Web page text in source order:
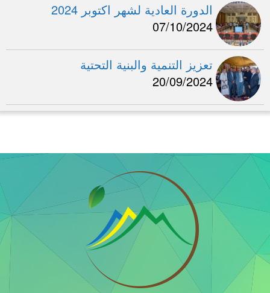
الدورة العادية لشهر اكتوبر 2024
07/10/2024
تعزيز التنمية والبنية التحتية
20/09/2024